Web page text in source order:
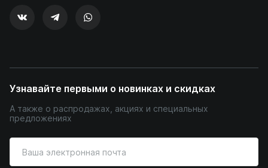
Узнавайте первыми о новинках и скидках
А также о распродажах, акциях и специальных
предложениях
ваш